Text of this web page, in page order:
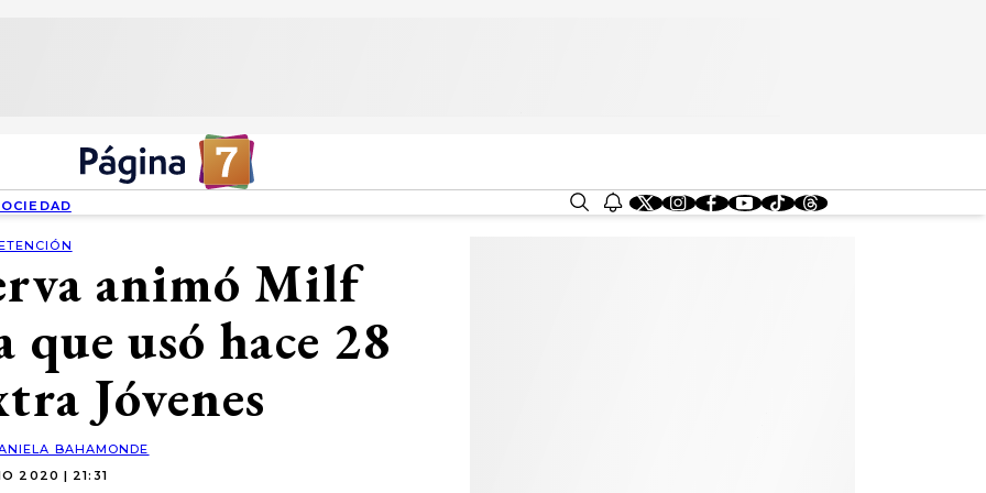
animó Milf
usó hace 28
Jóvenes
BAHAMONDE
2020 | 21:31